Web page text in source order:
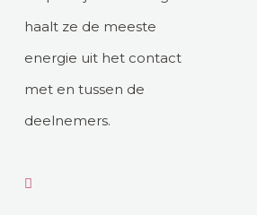
haalt ze de meeste
energie uit het contact
met en tussen de
deelnemers.